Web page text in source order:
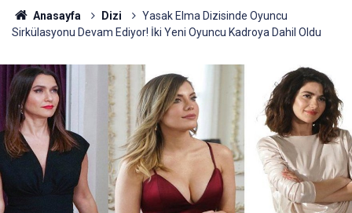
Anasayfa Dizi
Yasak Elma Dizisinde Oyuncu
Sirkülasyonu Devam Ediyor! İki Yeni Oyuncu Kadroya Dahil Oldu